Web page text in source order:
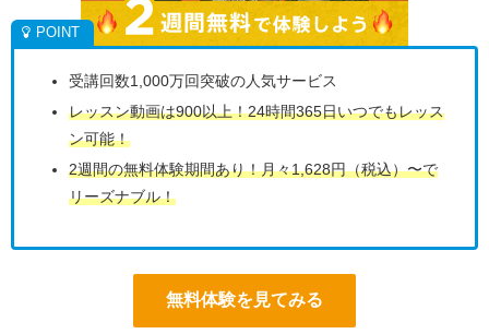
受講回数1,000万回突破の人気サービス
レッスン動画は900以上！24時間365日いつでもレッス
ン可能！
2週間の無料体験期間あり！月々1,628円（税込）〜で
リーズナブル！
無料体験を見てみる